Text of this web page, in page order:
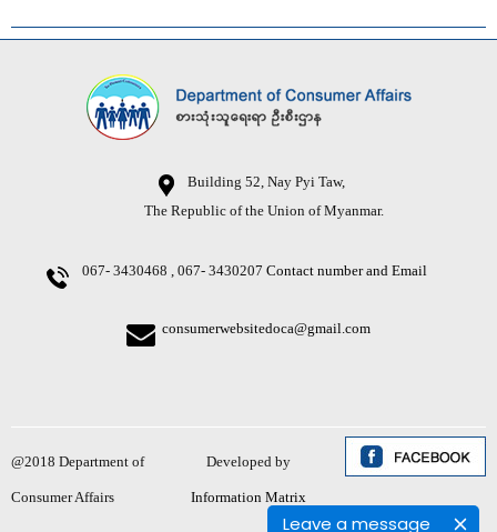
Leave a message
Building 52, Nay Pyi Taw,
The Republic of the Union of Myanmar.
067- 3430468 , 067- 3430207 Contact number and Email
consumerwebsitedoca@gmail.com
@2018 Department of
Consumer Affairs
Developed by
Information Matrix